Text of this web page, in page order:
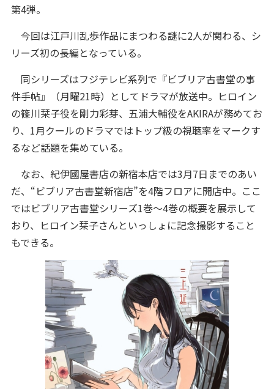
第4弾。
今回は江戸川乱歩作品にまつわる謎に2人が関わる、シ
リーズ初の長編となっている。
同シリーズはフジテレビ系列で『ビブリア古書堂の事
件手帖』（月曜21時）としてドラマが放送中。ヒロイン
の篠川栞子役を剛力彩芽、五浦大輔役をAKIRAが務めてお
り、1月クールのドラマではトップ級の視聴率をマークす
るなど話題を集めている。
なお、紀伊國屋書店の新宿本店では3月7日までのあい
だ、“ビブリア古書堂新宿店”を4階フロアに開店中。ここ
ではビブリア古書堂シリーズ1巻～4巻の概要を展示して
おり、ヒロイン栞子さんといっしょに記念撮影すること
もできる。